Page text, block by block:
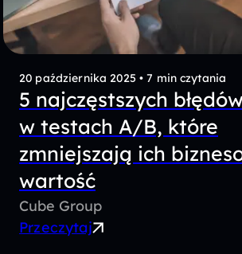
20 października 2025 • 7 min czytania
5 najczęstszych
w testach A/B, które
zmniejszają ich
wartość
Cube Group
Przeczytaj